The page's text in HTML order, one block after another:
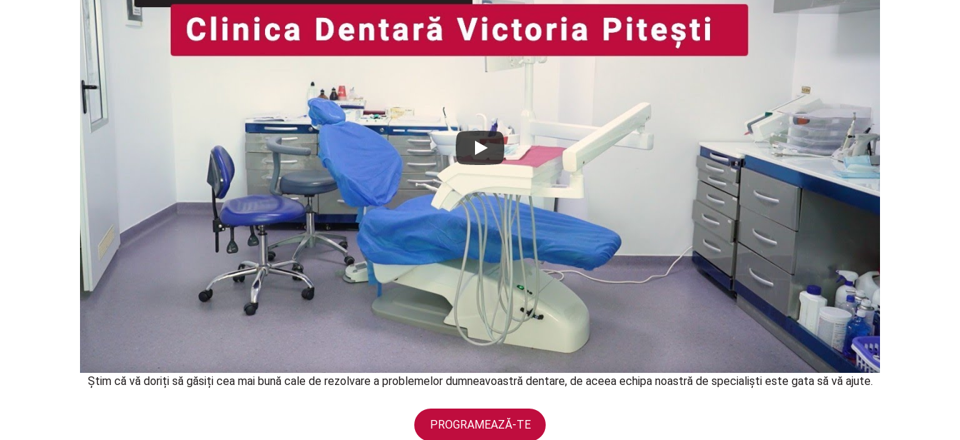
Știm că vă doriți să găsiți cea mai bună cale de rezolvare a problemelor dumneavoastră dentare, de aceea echipa noastră de specialiști este gata să vă ajute.
PROGRAMEAZĂ-TE